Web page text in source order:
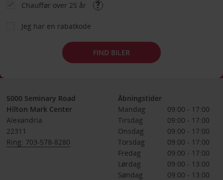
Chauffør over 25 år
Jeg har en rabatkode
FIND BILER
5000 Seminary Road
Hilton Mark Center
Alexandria
22311
Ring: 703-578-8280
Åbningstider
Mandag
09:00 - 17:00
Tirsdag
09:00 - 17:00
Onsdag
09:00 - 17:00
Torsdag
09:00 - 17:00
Fredag
09:00 - 17:00
Lørdag
09:00 - 13:00
Søndag
09:00 - 13:00